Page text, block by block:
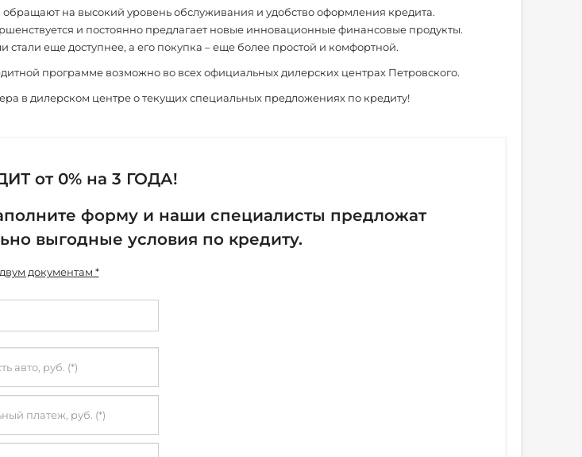
на высокий уровень обслуживания и удобство оформления кредита.
и постоянно предлагает новые инновационные финансовые продукты.
стали еще доступнее, а его покупка – еще более простой и комфортной.
программе возможно во всех официальных дилерских центрах Петровского.
в дилерском центре о текущих специальных предложениях по кредиту!
от 0% на 3 ГОДА!
форму и наши специалисты предложат
выгодные условия по кредиту.
документам *